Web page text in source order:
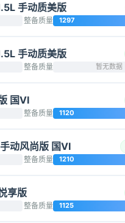
手动质美版
整备质量 1297
手动质美版
整备质量 暂无数据
国VI
整备质量 1120
动风尚版 国VI
整备质量 1210
享版
整备质量 1125